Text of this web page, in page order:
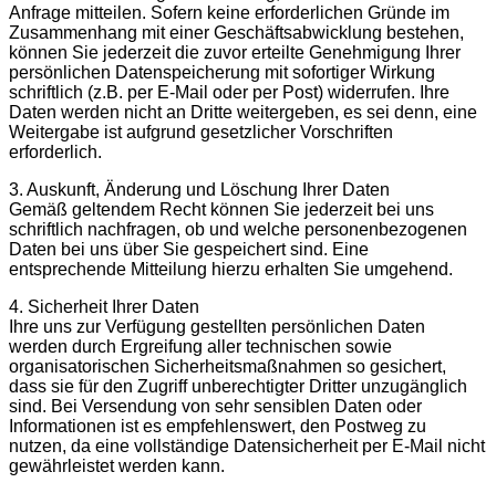
Anfrage mitteilen. Sofern keine erforderlichen Gründe im
Zusammenhang mit einer Geschäftsabwicklung bestehen,
können Sie jederzeit die zuvor erteilte Genehmigung Ihrer
persönlichen Datenspeicherung mit sofortiger Wirkung
schriftlich (z.B. per E-Mail oder per Post) widerrufen. Ihre
Daten werden nicht an Dritte weitergeben, es sei denn, eine
Weitergabe ist aufgrund gesetzlicher Vorschriften
erforderlich.
3. Auskunft, Änderung und Löschung Ihrer Daten
Gemäß geltendem Recht können Sie jederzeit bei uns
schriftlich nachfragen, ob und welche personenbezogenen
Daten bei uns über Sie gespeichert sind. Eine
entsprechende Mitteilung hierzu erhalten Sie umgehend.
4. Sicherheit Ihrer Daten
Ihre uns zur Verfügung gestellten persönlichen Daten
werden durch Ergreifung aller technischen sowie
organisatorischen Sicherheitsmaßnahmen so gesichert,
dass sie für den Zugriff unberechtigter Dritter unzugänglich
sind. Bei Versendung von sehr sensiblen Daten oder
Informationen ist es empfehlenswert, den Postweg zu
nutzen, da eine vollständige Datensicherheit per E-Mail nicht
gewährleistet werden kann.